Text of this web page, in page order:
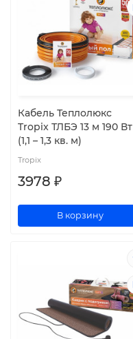
Кабель Теплолюкс
Tropix ТЛБЭ 13 м 190 Вт
(1,1 – 1,3 кв. м)
Tropix
3978 ₽
В корзину